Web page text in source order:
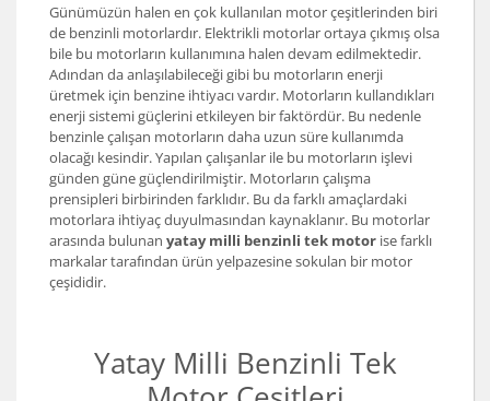
Günümüzün halen en çok kullanılan motor çeşitlerinden biri
de benzinli motorlardır. Elektrikli motorlar ortaya çıkmış olsa
bile bu motorların kullanımına halen devam edilmektedir.
Adından da anlaşılabileceği gibi bu motorların enerji
üretmek için benzine ihtiyacı vardır. Motorların kullandıkları
enerji sistemi güçlerini etkileyen bir faktördür. Bu nedenle
benzinle çalışan motorların daha uzun süre kullanımda
olacağı kesindir. Yapılan çalışanlar ile bu motorların işlevi
günden güne güçlendirilmiştir. Motorların çalışma
prensipleri birbirinden farklıdır. Bu da farklı amaçlardaki
motorlara ihtiyaç duyulmasından kaynaklanır. Bu motorlar
arasında bulunan yatay milli benzinli tek motor ise farklı
markalar tarafından ürün yelpazesine sokulan bir motor
çeşididir.
Yatay Milli Benzinli Tek